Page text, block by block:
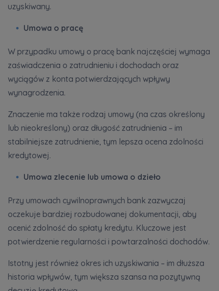
uzyskiwany.
Umowa o pracę
W przypadku umowy o pracę bank najczęściej wymaga
zaświadczenia o zatrudnieniu i dochodach oraz
wyciągów z konta potwierdzających wpływy
wynagrodzenia.
Znaczenie ma także rodzaj umowy (na czas określony
lub nieokreślony) oraz długość zatrudnienia – im
stabilniejsze zatrudnienie, tym lepsza ocena zdolności
kredytowej.
Umowa zlecenie lub umowa o dzieło
Przy umowach cywilnoprawnych bank zazwyczaj
oczekuje bardziej rozbudowanej dokumentacji, aby
ocenić zdolność do spłaty kredytu. Kluczowe jest
potwierdzenie regularności i powtarzalności dochodów.
Istotny jest również okres ich uzyskiwania – im dłuższa
historia wpływów, tym większa szansa na pozytywną